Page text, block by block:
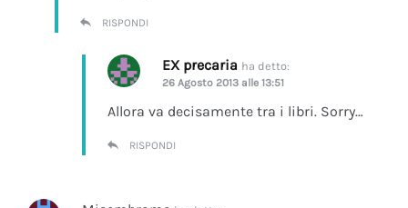
RISPONDI
EX precaria ha detto:
26 Agosto 2013 alle 13:51
Allora va decisamente tra i libri. Sorry…
RISPONDI